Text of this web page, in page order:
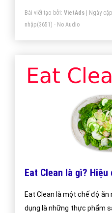
cả các ngành kinh doanh
Bài viết tạo bởi: VietAds| Ngày
nhập(3651) - No Audio
Eat Clean là gì? Hiệu
Eat Clean là một chế độ
dụng là những thực phẩm